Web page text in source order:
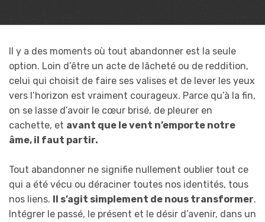
Il y a des moments où tout abandonner est la seule
option. Loin d’être un acte de lâcheté ou de reddition,
celui qui choisit de faire ses valises et de lever les yeux
vers l’horizon est vraiment courageux. Parce qu’à la fin,
on se lasse d’avoir le cœur brisé, de pleurer en
cachette, et avant que le vent n’emporte notre
âme, il faut partir.
Tout abandonner ne signifie nullement oublier tout ce
qui a été vécu ou déraciner toutes nos identités, tous
nos liens.
Il s’agit simplement de nous transformer.
Intégrer le passé, le présent et le désir d’avenir, dans un